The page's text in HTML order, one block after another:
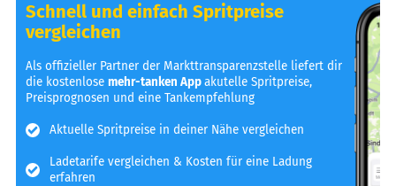
Schnell und einfach Spritpreise
vergleichen
Als offizieller Partner der Markttransparenzstelle liefert dir
die kostenlosemehr-tanken Appakutelle Spritpreise,
Preisprognosen und eine Tankempfehlung
Aktuelle Spritpreise in deiner Nähe vergleichen
Ladetarife vergleichen & Kosten für eine Ladung
erfahren